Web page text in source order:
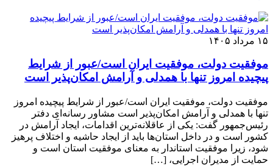
۱۵ مرداد ۱۴۰۵
موفقیت دولت، موفقیت ایران است/عبور از شرایط
پیچیده امروز تنها با همدلی و آرامش امکان‌پذیر است
موفقیت دولت، موفقیت ایران است/عبور از شرایط پیچیده امروز
تنها با همدلی و آرامش امکان‌پذیر است مشاور رسانه‌ای دفتر
رئیس‌جمهور گفت: یکی از عاقلانه‌ترین اقدامات، ایجاد آرامش در
کشور است و در داخل استان‌ها باید از ایجاد حاشیه و اختلاف پرهیز
شود، زیرا موفقیت استاندار به معنای موفقیت استان است و
حمایت از مدیران اجرایی، […]